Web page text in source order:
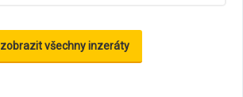
zobrazit všechny inzeráty